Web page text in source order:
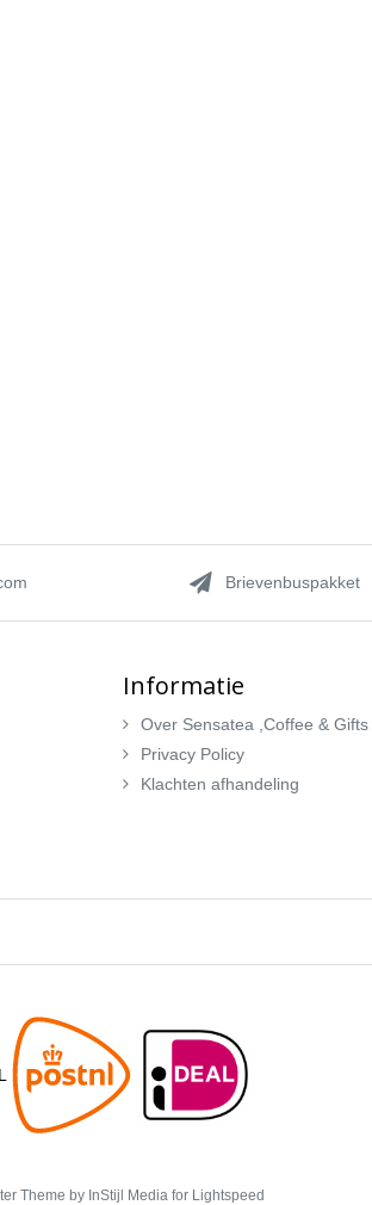
Brievenbuspakket
Informatie
Over Sensatea ,Coffee & Gifts
Privacy Policy
Klachten afhandeling
Theme by InStijl Media for Lightspeed